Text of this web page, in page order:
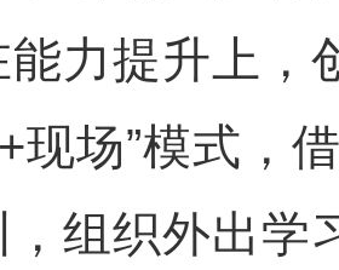
力提升上，
+现场”模式，
组织外出学